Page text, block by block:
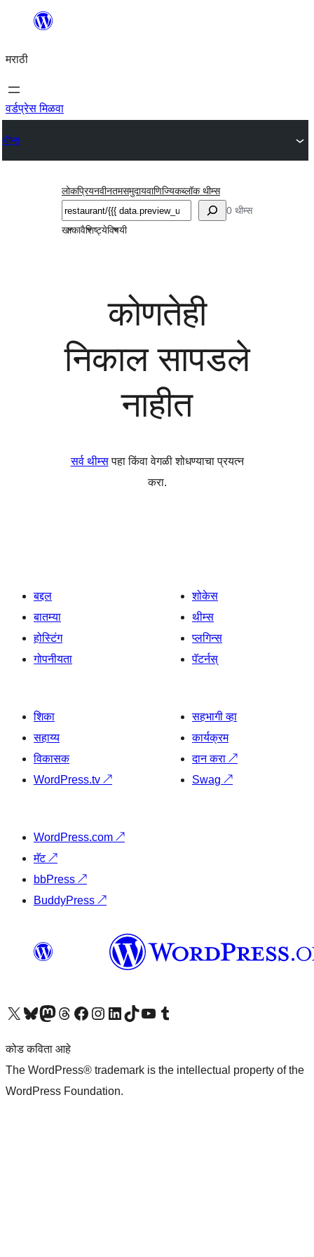
सामुग्रीवर
मराठी
वर्डप्रेस मिळवा
थीम्स
लोकप्रियनवीनतमसमुदायवाणिज्यिकब्लॉक थीम्स
शोधा
0 थीम्स
खाकावैशिष्ट्येविषयी
कोणतेही
निकाल सापडले
नाहीत
सर्व थीम्सपहा किंवा वेगळी शोधण्याचा प्रयत्न
करा.
बद्दल
बातम्या
होस्टिंग
गोपनीयता
शोकेस
थीम्स
प्लगिन्स
पॅटर्नस्
शिका
सहाय्य
विकासक
WordPress.tv ↗
सहभागी व्हा
कार्यक्रम
दान करा ↗
Swag ↗
WordPress.com ↗
मॅट↗
bbPress ↗
BuddyPress ↗
आमच्या X (एक्स) (पूर्वीचे ट्विटर) खात्याला भेट द्या आमच्या ब्लूस्की खात्याला भेट द्या.आमच्या Mastodon खात्याला भेट द्या.आमच्या थ्रेड्स खात्याला भेट द्या. आमच्या फेसबुक पेजला भेट द्या आमच्या इंस्टाग्राम खात्याला भेट द्या आमच्या लिंक्डइन खात्याला भेट द्या आमच्या टिकटॉक अकाउंटला भेट द्या.आमच्या यूट्यूब चॅनेलला भेट द्या आमच्या टंबलर खात्याला भेट द्या.
कोड कविता आहे
The WordPress® trademark is the intellectual property of the
WordPress Foundation.